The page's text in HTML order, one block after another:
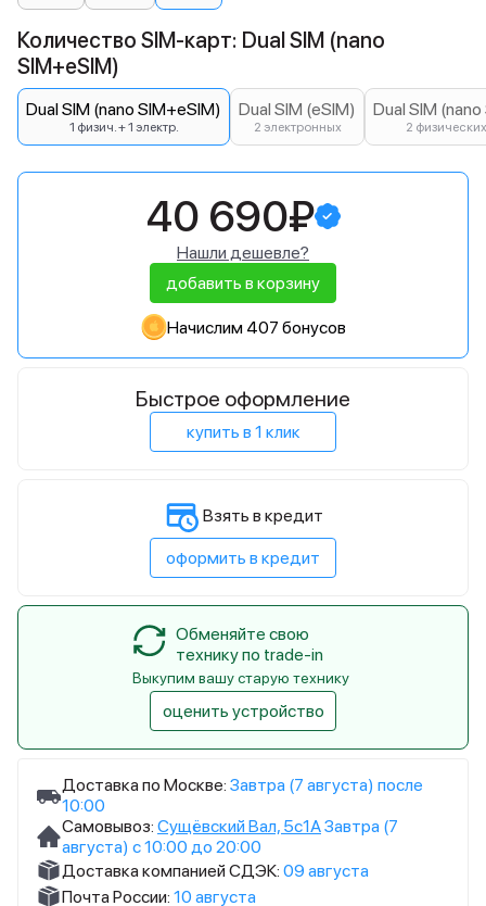
Доставка по Москве: Завтра (7 августа) после
10:00
Самовывоз: Сущёвский Вал, 5с1АЗавтра (7
августа) с 10:00 до 20:00
Доставка компанией СДЭК: 09 августа
Почта России: 10 августа
Количество SIM-карт: Dual SIM (nano
SIM+eSIM)
Dual SIM (nano SIM+eSIM)
1 физич. + 1 электр.
Dual SIM (eSIM)
2 электронных
Dual SIM
2 физических
40 690₽
Нашли дешевле?
добавить в корзину
Начислим 407 бонусов
Быстрое оформление
купить в 1 клик
Взять в кредит
оформить в кредит
Обменяйте свою
технику по trade-in
Выкупим вашу старую технику
оценить устройство